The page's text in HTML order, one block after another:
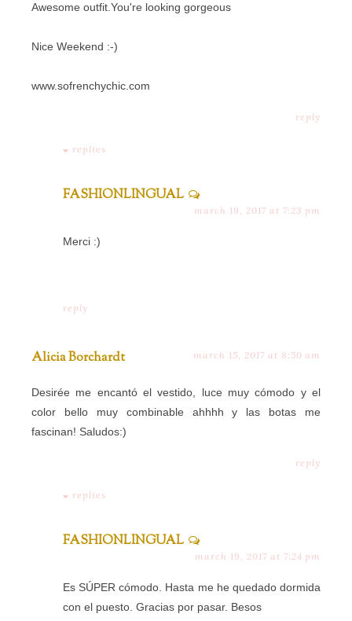
Awesome outfit.You're looking gorgeous
Nice Weekend :-)
www.sofrenchychic.com
reply
replies
FASHIONLINGUAL
march 19, 2017 at 7:23 pm
Merci :)
reply
Alicia Borchardt march 15, 2017 at 8:50 am
Desirée me encantó el vestido, luce muy cómodo y el
color bello muy combinable ahhhh y las botas me
fascinan! Saludos:)
reply
replies
FASHIONLINGUAL
march 19, 2017 at 7:24 pm
Es SÚPER cómodo. Hasta me he quedado dormida
con el puesto. Gracias por pasar. Besos